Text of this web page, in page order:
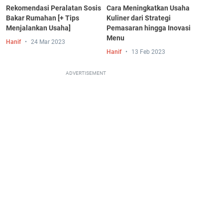
Rekomendasi Peralatan Sosis
Bakar Rumahan [+ Tips
Menjalankan Usaha]
Hanif 24 Mar 2023
Cara Meningkatkan Usaha
Kuliner dari Strategi
Pemasaran hingga Inovasi
Menu
Hanif 13 Feb 2023
ADVERTISEMENT